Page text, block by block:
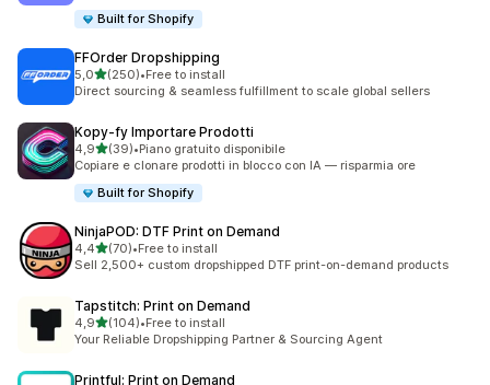
Built for Shopify
FFOrder Dropshipping
5,0stelle su 5
(250)
250 recensioni totali
•Free to install
Direct sourcing & seamless fulfillment to scale global sellers
Kopy‑fy Importare Prodotti
4,9stelle su 5
(39)
39 recensioni totali
•Piano gratuito disponibile
Copiare e clonare prodotti in blocco con IA — risparmia ore
Built for Shopify
NinjaPOD: DTF Print on Demand
4,4stelle su 5
(70)
70 recensioni totali
•Free to install
Sell 2,500+ custom dropshipped DTF print-on-demand products
Tapstitch: Print on Demand
4,9stelle su 5
(104)
104 recensioni totali
•Free to install
Your Reliable Dropshipping Partner & Sourcing Agent
Printful: Print on Demand